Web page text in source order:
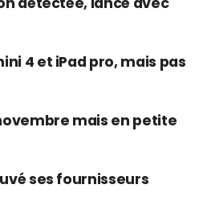
4 et iPad pro, mais pas
mais en petite
ses fournisseurs